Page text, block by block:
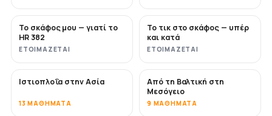
ΣΎΝΤΟΜΑ
Το σκάφος μου — γιατί το
HR 382
ΕΤΟΙΜΆΖΕΤΑΙ
ΣΎΝΤΟΜΑ
Το τικ στο σκάφος — υπέρ
και κατά
ΕΤΟΙΜΆΖΕΤΑΙ
ΣΎΝΤΟΜΑ
Ιστιοπλοΐα στην Ασία
13 ΜΑΘΉΜΑΤΑ
ΣΎΝΤΟΜΑ
Από τη Βαλτική στη
Μεσόγειο
9 ΜΑΘΉΜΑΤΑ